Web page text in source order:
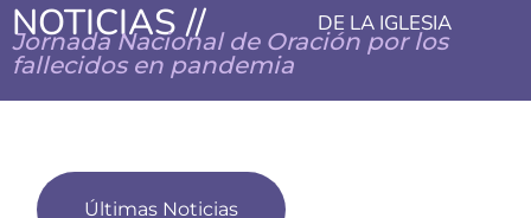
NOTICIAS // DE LA IGLESIA
Jornada Nacional de Oración por los
fallecidos en pandemia
Últimas Noticias